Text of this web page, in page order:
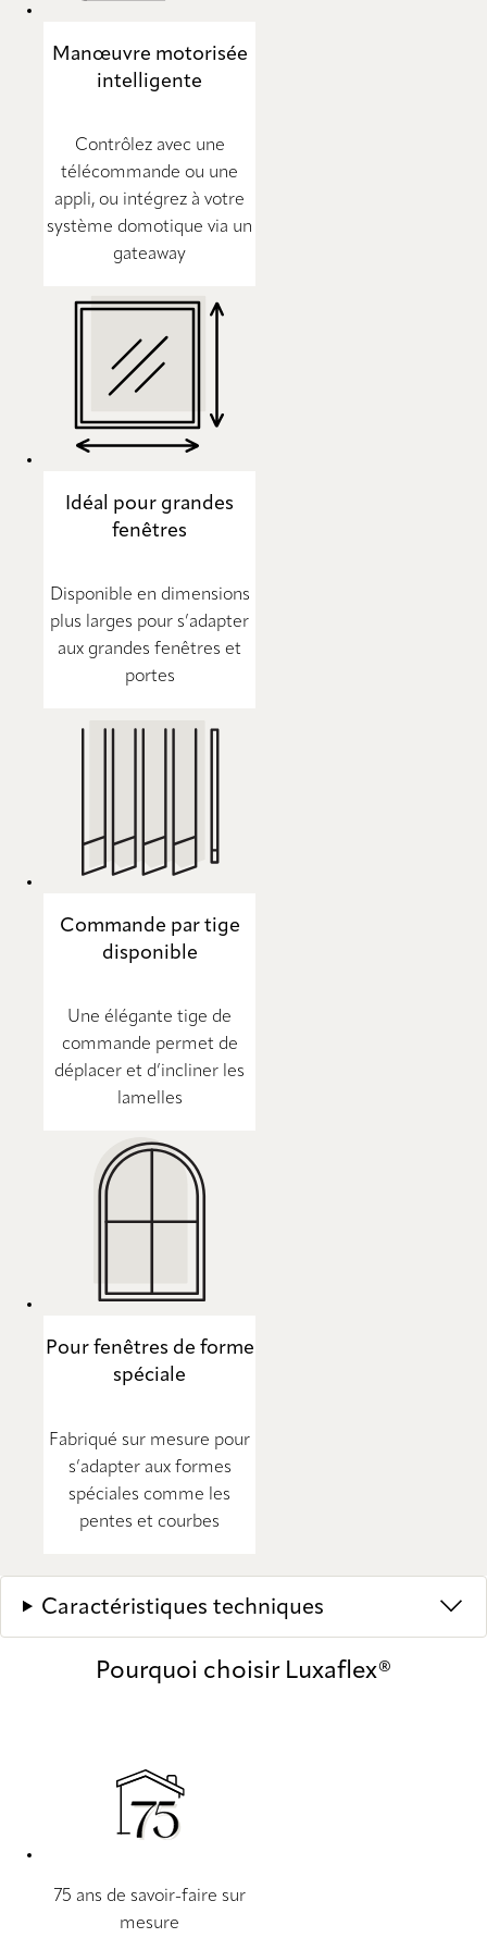
Manœuvre motorisée
intelligente
Contrôlez avec une
télécommande ou une
appli, ou intégrez à votre
système domotique via un
gateaway
Idéal pour grandes
fenêtres
Disponible en dimensions
plus larges pour s’adapter
aux grandes fenêtres et
portes
Commande par tige
disponible
Une élégante tige de
commande permet de
déplacer et d’incliner les
lamelles
Pour fenêtres de forme
spéciale
Fabriqué sur mesure pour
s’adapter aux formes
spéciales comme les
pentes et courbes
Caractéristiques techniques
Pourquoi choisir Luxaflex®
75 ans de savoir-faire sur
mesure